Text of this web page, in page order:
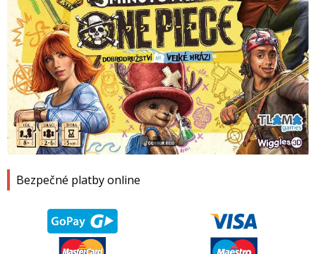
Bezpečné platby online